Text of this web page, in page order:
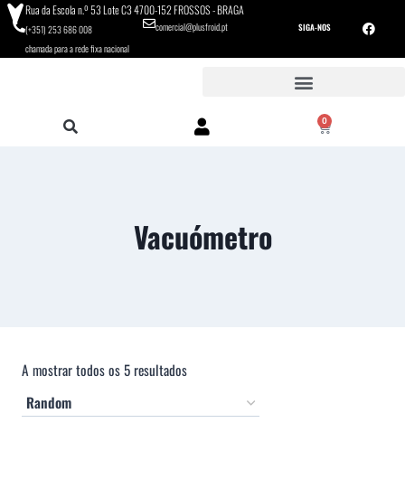
Rua da Escola n.º 53 Lote C3 4700-152 FROSSOS - BRAGA
(+351) 253 686 008
chamada para a rede fixa nacional
comercial@plusfroid.pt SIGA-NOS
0
Vacuómetro
A mostrar todos os 5 resultados